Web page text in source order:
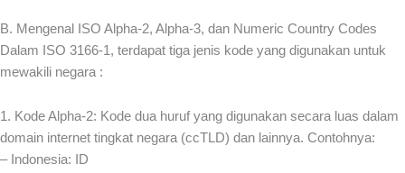
B. Mengenal ISO Alpha-2, Alpha-3, dan Numeric Country Codes
Dalam ISO 3166-1, terdapat tiga jenis kode yang digunakan untuk
mewakili negara :
1. Kode Alpha-2: Kode dua huruf yang digunakan secara luas dalam
domain internet tingkat negara (ccTLD) dan lainnya. Contohnya:
– Indonesia: ID